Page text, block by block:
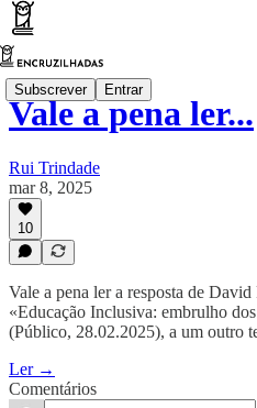
Subscrever Entrar
Vale a pena ler...
Rui Trindade
mar 8, 2025
10
Vale a pena ler a resposta de
«Educação Inclusiva: embrulho
(Público, 28.02.2025), a um outro
Ler →
Comentários